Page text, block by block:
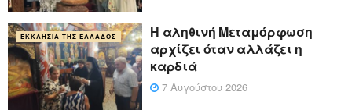
ΕΚΚΛΗΣΊΑ ΤΗΣ ΕΛΛΆΔΟΣ
Η αληθινή Μεταμόρφωση
αρχίζει όταν αλλάζει η
καρδιά
7 Αυγούστου 2026